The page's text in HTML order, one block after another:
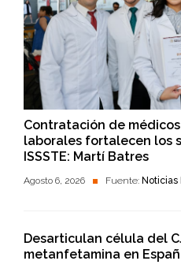
Contratación de
laborales fortalecen los
ISSSTE: Martí Batres
Agosto 6, 2026 Fuente: Noticias
Desarticulan célula del
metanfetamina en